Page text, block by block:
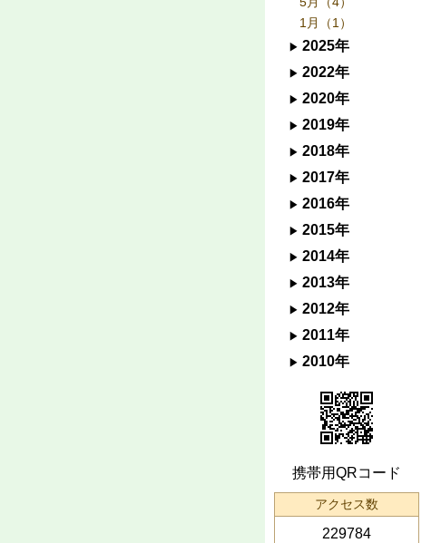
1月（1）
2025年
2022年
2020年
2019年
2018年
2017年
2016年
2015年
2014年
2013年
2012年
2011年
2010年
携帯用QRコード
アクセス数
229784